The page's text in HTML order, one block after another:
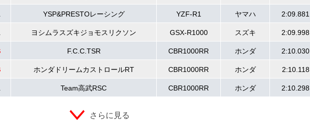
YSP&PRESTOレーシング YZF-R1 ヤマハ 2:09.881
ヨシムラスズキジョモスリクソン GSX-R1000 スズキ 2:09.998
F.C.C.TSR CBR1000RR ホンダ 2:10.030
ホンダドリームカストロールRT CBR1000RR ホンダ 2:10.118
Team高武RSC CBR1000RR ホンダ 2:10.298
さらに見る